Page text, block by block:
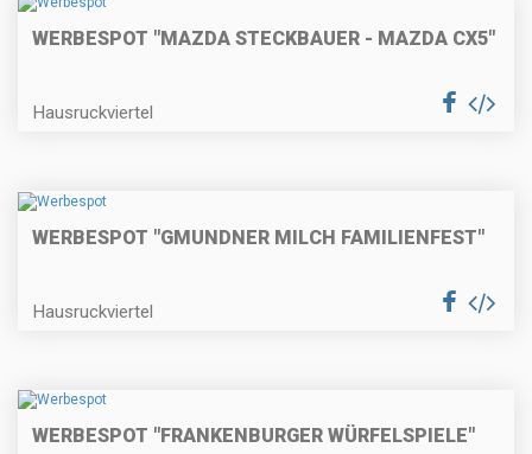
WERBESPOT "MAZDA STECKBAUER - MAZDA CX5"
Hausruckviertel
WERBESPOT "GMUNDNER MILCH FAMILIENFEST"
Hausruckviertel
WERBESPOT "FRANKENBURGER WÜRFELSPIELE"